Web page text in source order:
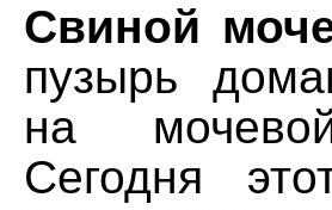
Свиной
пузырь
на
Сегодня